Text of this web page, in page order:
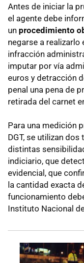
Antes de iniciar la
el agente debe
un procedimiento
negarse a realizarlo
infracción
imputar por vía
euros y detracción
penal una pena de
retirada del carnet
Para una medición
DGT, se utilizan
distintas
indiciario, que
evidencial, que
la cantidad exacta
funcionamiento
Instituto Nacional